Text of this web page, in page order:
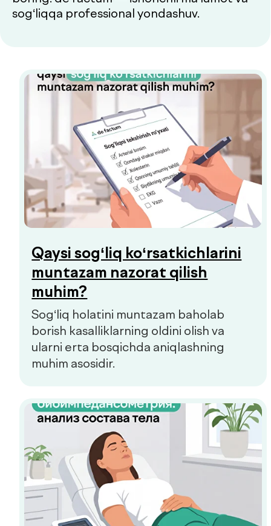
Dush–Juma: 08:00–18:00, Shanba: 08:00–16:00
Qaysi sog‘liq ko‘rsatkichlarini
muntazam nazorat qilish
muhim?
Sog‘liq holatini muntazam baholab
borish kasalliklarning oldini olish va
ularni erta bosqichda aniqlashning
muhim asosidir.
tarkibini tahlil qilish
Biyoimpedansometriya oddiy tarozilar
ko‘rsatmaydigan ma’lumotlarni beradi:
yog‘ foizi, mushak massasi, suv darajasi
va modda almashinuvi tezligi.
Organizmingizda aslida nima sodir
bo‘layotganini bilib oling.